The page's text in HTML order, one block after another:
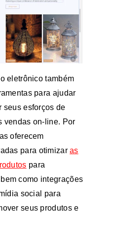
eletrônico também
para ajudar
seus esforços de
vendas on-line. Por
oferecem
para otimizaras
para
como integrações
social para
seus produtos e